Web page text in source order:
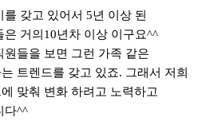
를 갖고 있어서 5년 이상 된
은 거의 10년차 이상 이구요^^
들을 보면 그런 가족 같은
트렌드를 갖고 있죠. 그래서 저희
맞춰 변화 하려고 노력하고
다^^